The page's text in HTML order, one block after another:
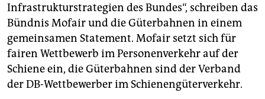
Infrastrukturstrategien des Bundes“, schreiben das
Bündnis Mofair und die Güterbahnen in einem
gemeinsamen Statement. Mofair setzt sich für
fairen Wettbewerb im Personenverkehr auf der
Schiene ein, die Güterbahnen sind der Verband
der DB-Wettbewerber im Schienengüterverkehr.